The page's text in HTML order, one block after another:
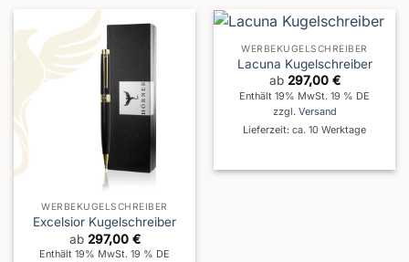
WERBEKUGELSCHREIBER
Excelsior Kugelschreiber
ab 297,00 €
Enthält 19% MwSt. 19 % DE
WERBEKUGELSCHREIBER
Lacuna Kugelschreiber
ab 297,00 €
Enthält 19% MwSt. 19 % DE
zzgl. Versand
Lieferzeit: ca. 10 Werktage